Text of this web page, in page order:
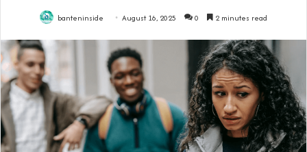
banteninside August 16, 2025 0 2 minutes read